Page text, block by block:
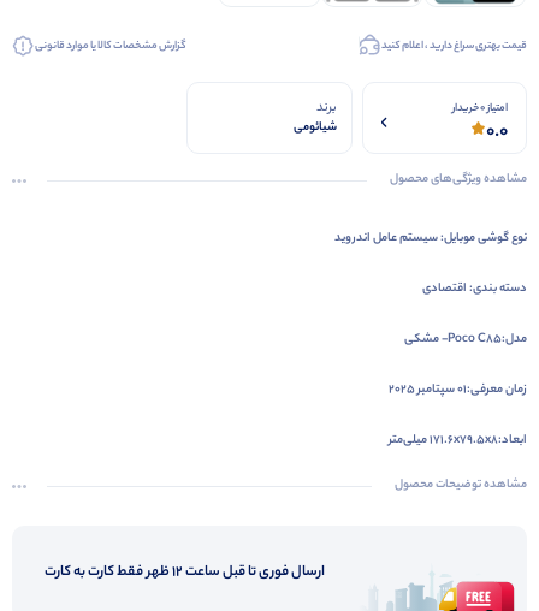
قیمت بهتری سراغ دارید ، اعلام کنید گزارش مشخصات کالا یا موارد قانونی
امتیاز 0 خریدار
0.0
برند
شیائومی
مشاهده ویژگی‌های محصول
نوع گوشی موبایل: سیستم عامل اندروید
دسته ‌بندی: اقتصادی
مدل:Poco C۸۵- مشکی
زمان معرفی:۰۱ سپتامبر ۲۰۲۵
ابعاد:۱۷۱.۶x۷۹.۵x۸ میلی‌متر
مشاهده توضیحات محصول
ارسال فوری تا قبل ساعت 12 ظهر فقط کارت به کارت